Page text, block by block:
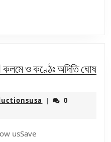
ও কণ্ঠেঃ অদিতি ঘোষ
ksproductionsusa
|
0
usSave